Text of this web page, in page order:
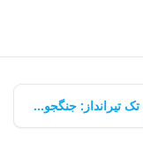
دانلود نسخه دوبله فارسی بازی تک تیرانداز: جنگجوی روح ۲ | Sniper: Ghost Warrior 2 - نیوتک